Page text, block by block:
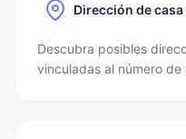
Dirección de casa
Descubra posibles
vinculadas al número de